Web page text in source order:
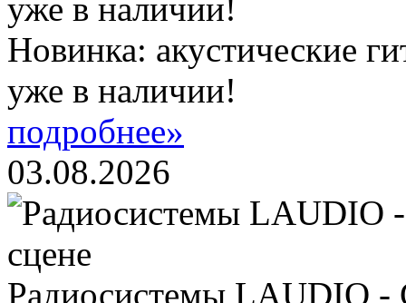
Новинка: акустические
уже в наличии!
подробнее»
03.08.2026
Радиосистемы LAUDIO -